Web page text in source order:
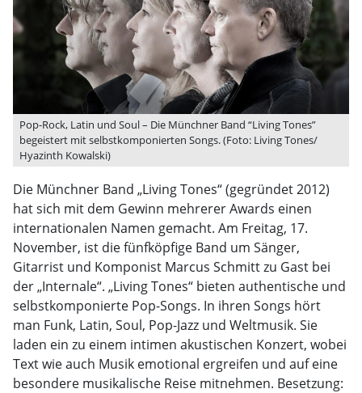
Pop-Rock, Latin und Soul – Die Münchner Band “Living Tones”
begeistert mit selbstkomponierten Songs. (Foto: Living Tones/
Hyazinth Kowalski)
Die Münchner Band „Living Tones“ (gegründet 2012)
hat sich mit dem Gewinn mehrerer Awards einen
internationalen Namen gemacht. Am Freitag, 17.
November, ist die fünfköpfige Band um Sänger,
Gitarrist und Komponist Marcus Schmitt zu Gast bei
der „Internale“. „Living Tones“ bieten authentische und
selbstkomponierte Pop-Songs. In ihren Songs hört
man Funk, Latin, Soul, Pop-Jazz und Weltmusik. Sie
laden ein zu einem intimen akustischen Konzert, wobei
Text wie auch Musik emotional ergreifen und auf eine
besondere musikalische Reise mitnehmen. Besetzung: